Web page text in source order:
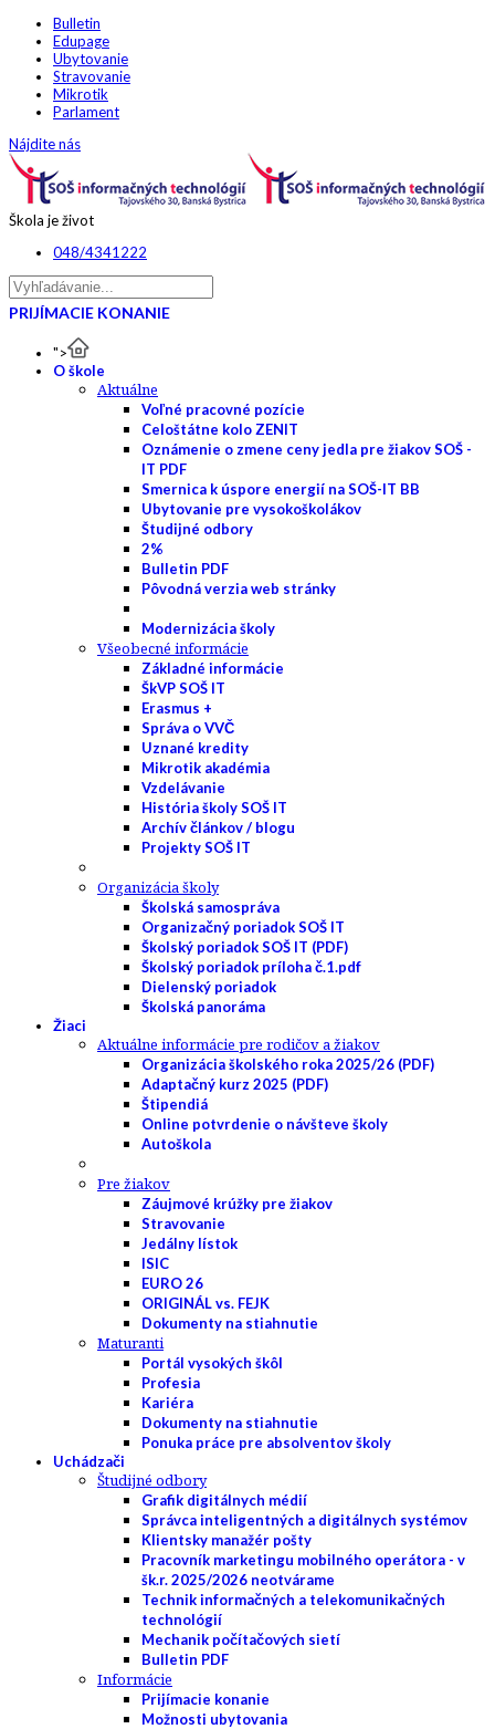
Bulletin
Edupage
Ubytovanie
Stravovanie
Mikrotik
Parlament
Nájdite nás
Škola je život
048/4341222
PRIJÍMACIE KONANIE
">
O škole
Aktuálne
Voľné pracovné pozície
Celoštátne kolo ZENIT
Oznámenie o zmene ceny jedla pre žiakov SOŠ -
IT PDF
Smernica k úspore energií na SOŠ-IT BB
Ubytovanie pre vysokoškolákov
Študijné odbory
2%
Bulletin PDF
Pôvodná verzia web stránky
Modernizácia školy
Všeobecné informácie
Základné informácie
ŠkVP SOŠ IT
Erasmus +
Správa o VVČ
Uznané kredity
Mikrotik akadémia
Vzdelávanie
História školy SOŠ IT
Archív článkov / blogu
Projekty SOŠ IT
Organizácia školy
Školská samospráva
Organizačný poriadok SOŠ IT
Školský poriadok SOŠ IT (PDF)
Školský poriadok príloha č.1.pdf
Dielenský poriadok
Školská panoráma
Žiaci
Aktuálne informácie pre rodičov a žiakov
Organizácia školského roka 2025/26 (PDF)
Adaptačný kurz 2025 (PDF)
Štipendiá
Online potvrdenie o návšteve školy
Autoškola
Pre žiakov
Záujmové krúžky pre žiakov
Stravovanie
Jedálny lístok
ISIC
EURO 26
ORIGINÁL vs. FEJK
Dokumenty na stiahnutie
Maturanti
Portál vysokých škôl
Profesia
Kariéra
Dokumenty na stiahnutie
Ponuka práce pre absolventov školy
Uchádzači
Študijné odbory
Grafik digitálnych médií
Správca inteligentných a digitálnych systémov
Klientsky manažér pošty
Pracovník marketingu mobilného operátora - v
šk.r. 2025/2026 neotvárame
Technik informačných a telekomunikačných
technológií
Mechanik počítačových sietí
Bulletin PDF
Informácie
Prijímacie konanie
Možnosti ubytovania